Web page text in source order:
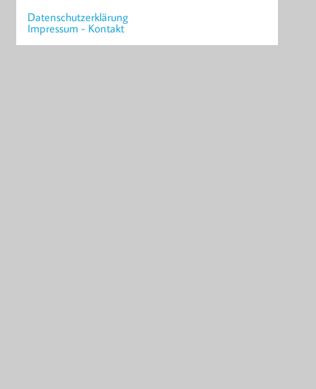
Datenschutzerklärung
Impressum - Kontakt